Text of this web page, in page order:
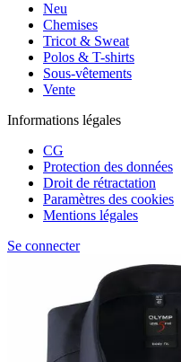
Neu
Chemises
Tricot & Sweat
Polos & T-shirts
Sous-vêtements
Vente
Informations légales
CG
Protection des données
Droit de rétractation
Paramètres des cookies
Mentions légales
Se connecter